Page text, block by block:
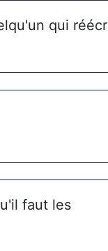
qui
faut les